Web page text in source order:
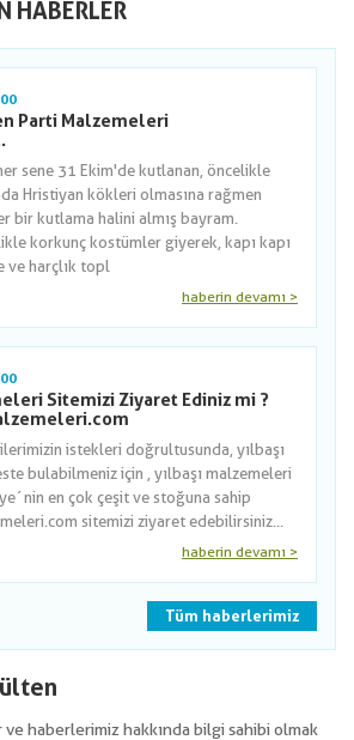
HABERLER
Parti Malzemeleri
sene 31 Ekim'de kutlanan, öncelikle
Hristiyan kökleri olmasına rağmen
bir kutlama halini almış bayram.
korkunç kostümler giyerek, kapı kapı
ve harçlık topl
haberin devamı >
Sitemizi Ziyaret Ediniz mi ?
istekleri doğrultusunda, yılbaşı
bulabilmeniz için , yılbaşı malzemeleri
en çok çeşit ve stoğuna sahip
sitemizi ziyaret edebilirsiniz...
haberin devamı >
Tüm haberlerimiz
ve haberlerimiz hakkında bilgi sahibi olmak